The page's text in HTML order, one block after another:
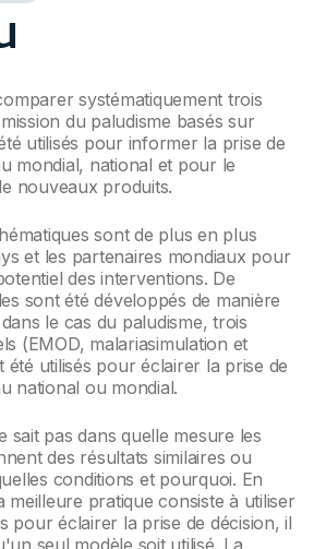
systématiquement trois
du paludisme basés sur
utilisés pour informer la prise de
mondial, national et pour le
nouveaux produits.
sont de plus en plus
et les partenaires mondiaux pour
des interventions. De
sont été développés de manière
le cas du paludisme, trois
(EMOD, malariasimulation et
été utilisés pour éclairer la prise de
national ou mondial.
sait pas dans quelle mesure les
des résultats similaires ou
conditions et pourquoi. En
meilleure pratique consiste à utiliser
pour éclairer la prise de décision, il
seul modèle soit utilisé. La